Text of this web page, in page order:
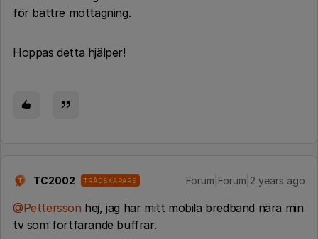
för bättre mottagning.
Hoppas detta hjälper!
T TC2002 TRÅDSKAPARE Forum|Forum|2 years ago
@Pettersson hej, jag har mitt mobila bredband nära min
tv som fortfarande buffrar.